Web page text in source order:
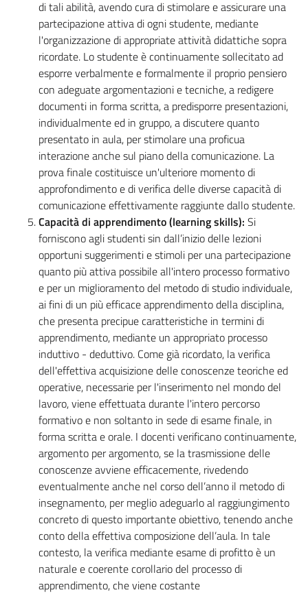
di tali abilità, avendo cura di stimolare e assicurare una
partecipazione attiva di ogni studente, mediante
l'organizzazione di appropriate attività didattiche sopra
ricordate. Lo studente è continuamente sollecitato ad
esporre verbalmente e formalmente il proprio pensiero
con adeguate argomentazioni e tecniche, a redigere
documenti in forma scritta, a predisporre presentazioni,
individualmente ed in gruppo, a discutere quanto
presentato in aula, per stimolare una proficua
interazione anche sul piano della comunicazione. La
prova finale costituisce un'ulteriore momento di
approfondimento e di verifica delle diverse capacità di
comunicazione effettivamente raggiunte dallo studente.
Capacità di apprendimento (learning skills): Si
forniscono agli studenti sin dall’inizio delle lezioni
opportuni suggerimenti e stimoli per una partecipazione
quanto più attiva possibile all'intero processo formativo
e per un miglioramento del metodo di studio individuale,
ai fini di un più efficace apprendimento della disciplina,
che presenta precipue caratteristiche in termini di
apprendimento, mediante un appropriato processo
induttivo - deduttivo. Come già ricordato, la verifica
dell'effettiva acquisizione delle conoscenze teoriche ed
operative, necessarie per l'inserimento nel mondo del
lavoro, viene effettuata durante l'intero percorso
formativo e non soltanto in sede di esame finale, in
forma scritta e orale. I docenti verificano continuamente,
argomento per argomento, se la trasmissione delle
conoscenze avviene efficacemente, rivedendo
eventualmente anche nel corso dell’anno il metodo di
insegnamento, per meglio adeguarlo al raggiungimento
concreto di questo importante obiettivo, tenendo anche
conto della effettiva composizione dell’aula. In tale
contesto, la verifica mediante esame di profitto è un
naturale e coerente corollario del processo di
apprendimento, che viene costante